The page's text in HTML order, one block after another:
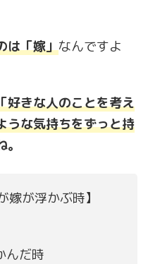
は「嫁」なんですよ
好きな人のことを考え
うな気持ちをずっと持
嫁が浮かぶ時】
んだ時